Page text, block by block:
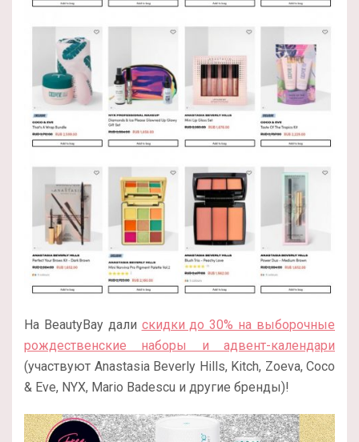
На BeautyBay дали скидки до 30% на выборочные
рождественские наборы и адвент-календари
(участвуют Anastasia Beverly Hills, Kitch, Zoeva, Coco
& Eve, NYX, Mario Badescu и другие бренды)!